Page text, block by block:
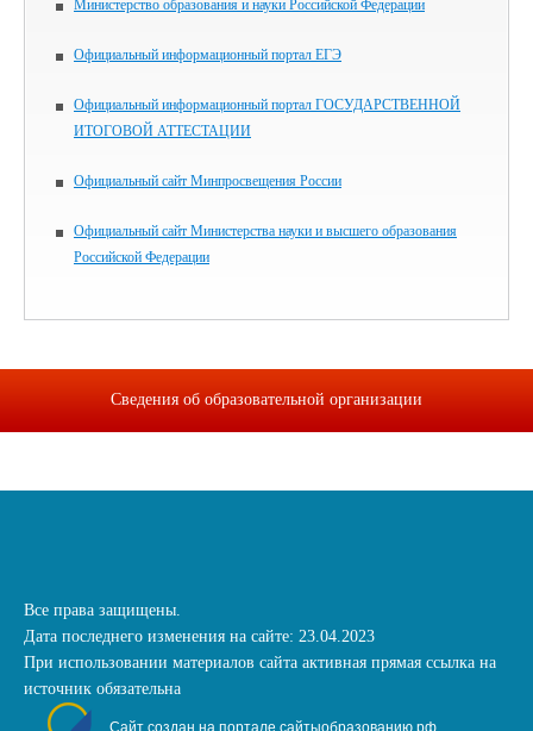
Министерство образования и науки Российской Федерации
Официальный информационный портал ЕГЭ
Официальный информационный портал ГОСУДАРСТВЕННОЙ
ИТОГОВОЙ АТТЕСТАЦИИ
Официальный сайт Минпросвещения России
Официальный сайт Министерства науки и высшего образования
Российской Федерации
Сведения об образовательной организации
Все права защищены.
Дата последнего изменения на сайте: 23.04.2023
При использовании материалов сайта активная прямая ссылка на
источник обязательна
Сайт создан на портале сайтыобразованию.рф